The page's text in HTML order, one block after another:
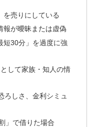
を売りにしている
報が曖昧または虚偽
短30分」を過度に強
して家族・知人の情
ろしさ、金利シミュ
」で借りた場合